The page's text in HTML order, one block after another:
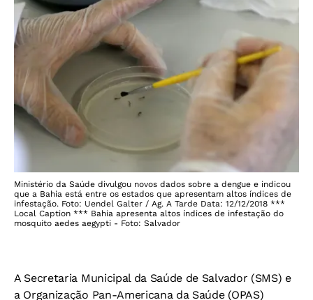
Ministério da Saúde divulgou novos dados sobre a dengue e indicou
que a Bahia está entre os estados que apresentam altos índices de
infestação. Foto: Uendel Galter / Ag. A Tarde Data: 12/12/2018 ***
Local Caption *** Bahia apresenta altos índices de infestação do
mosquito aedes aegypti - Foto: Salvador
A Secretaria Municipal da Saúde de Salvador (SMS) e
a Organização Pan-Americana da Saúde (OPAS)